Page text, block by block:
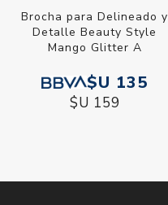
Brocha para Delineado y
Detalle Beauty Style
Mango Glitter A
$U 135
$U 159